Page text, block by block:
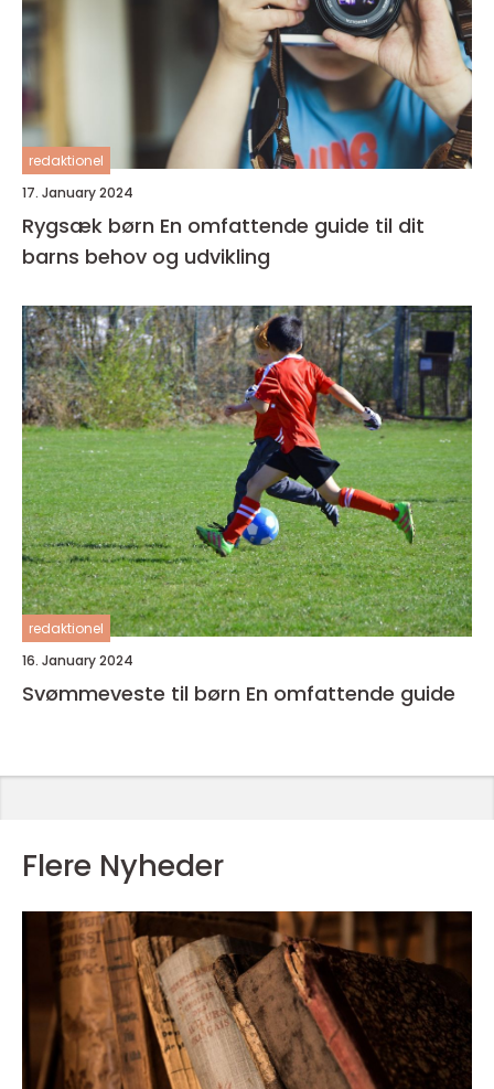
redaktionel
17. January 2024
Rygsæk børn En omfattende guide til dit
barns behov og udvikling
redaktionel
16. January 2024
Svømmeveste til børn En omfattende guide
Flere Nyheder